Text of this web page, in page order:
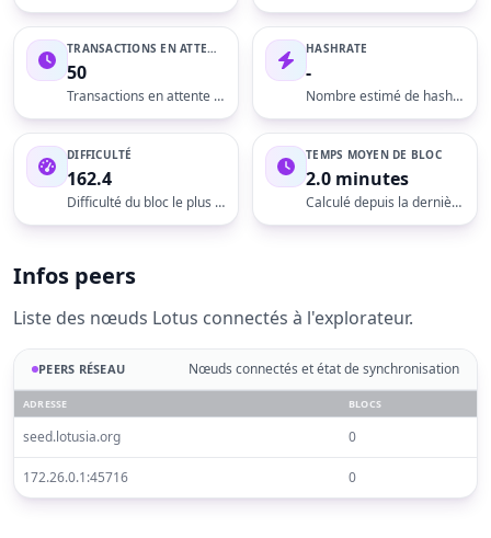
TRANSACTIONS EN ATTENTE
50
Transactions en attente de confirmation
HASHRATE
-
Nombre estimé de hash calculés par seconde
DIFFICULTÉ
162.4
Difficulté du bloc le plus récent
TEMPS MOYEN DE BLOC
2.0 minutes
Calculé depuis la dernière cible de chaîne
Infos peers
Liste des nœuds Lotus connectés à l'explorateur.
PEERS RÉSEAU Nœuds connectés et état de synchronisation
ADRESSE BLOCS
seed.lotusia.org 0
172.26.0.1:45716 0